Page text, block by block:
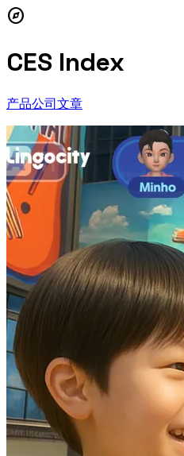
explore
CES Index
产品公司文章